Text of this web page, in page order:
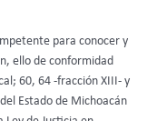
para conocer y
ello de conformidad
60, 64 -fracción XIII- y
Estado de Michoacán